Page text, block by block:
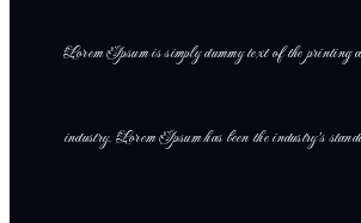
Lorem Ipsum is simply dummy text of the printing
industry. Lorem Ipsum has been the industry’s